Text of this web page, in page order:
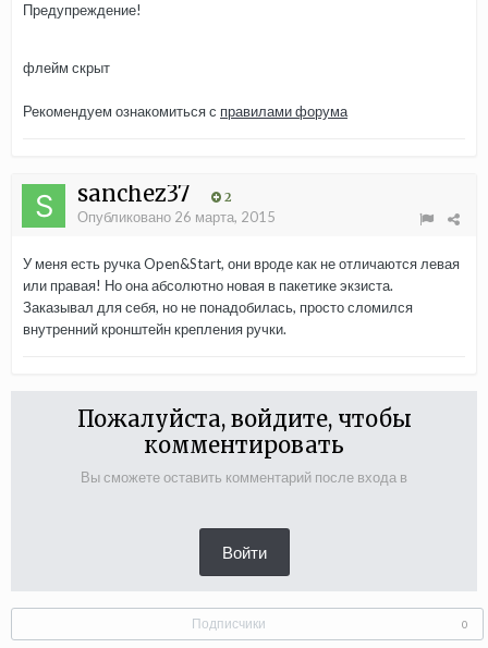
Предупреждение!
флейм скрыт
Рекомендуем ознакомиться с правилами форума
sanchez37 2
Опубликовано 26 марта, 2015
У меня есть ручка Open&Start, они вроде как не отличаются левая
или правая! Но она абсолютно новая в пакетике экзиста.
Заказывал для себя, но не понадобилась, просто сломился
внутренний кронштейн крепления ручки.
Пожалуйста, войдите, чтобы
комментировать
Вы сможете оставить комментарий после входа в
Войти
Подписчики 0